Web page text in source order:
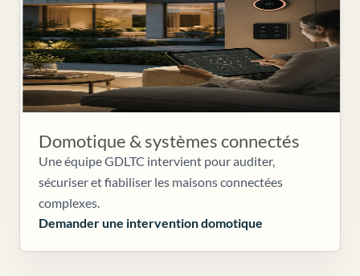
Domotique & systèmes connectés
Une équipe GDLTC intervient pour auditer,
sécuriser et fiabiliser les maisons connectées
complexes.
Demander une intervention domotique